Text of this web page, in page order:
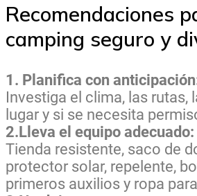
Recomendaciones
camping seguro y
1. Planifica con
Investiga el clima, las rutas,
lugar y si se necesita
2.Lleva el equipo adecuado:
Tienda resistente, saco de
protector solar, repelente,
primeros auxilios y ropa